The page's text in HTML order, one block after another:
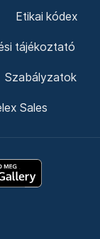
Etikai kódex
tájékoztató
Szabályzatok
Sales